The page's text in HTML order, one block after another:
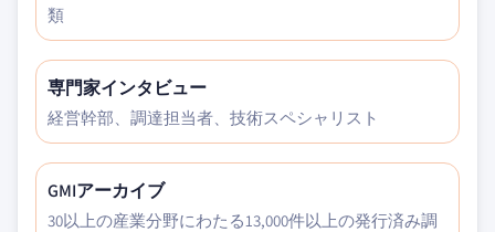
類
専門家インタビュー
経営幹部、調達担当者、技術スペシャリスト
GMIアーカイブ
30以上の産業分野にわたる13,000件以上の発行済み調